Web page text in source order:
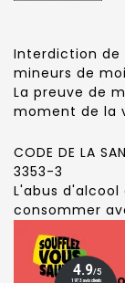
Interdiction de
mineurs de
La preuve de
moment de la
CODE DE LA
3353-3
L'abus d'alcool
consommer